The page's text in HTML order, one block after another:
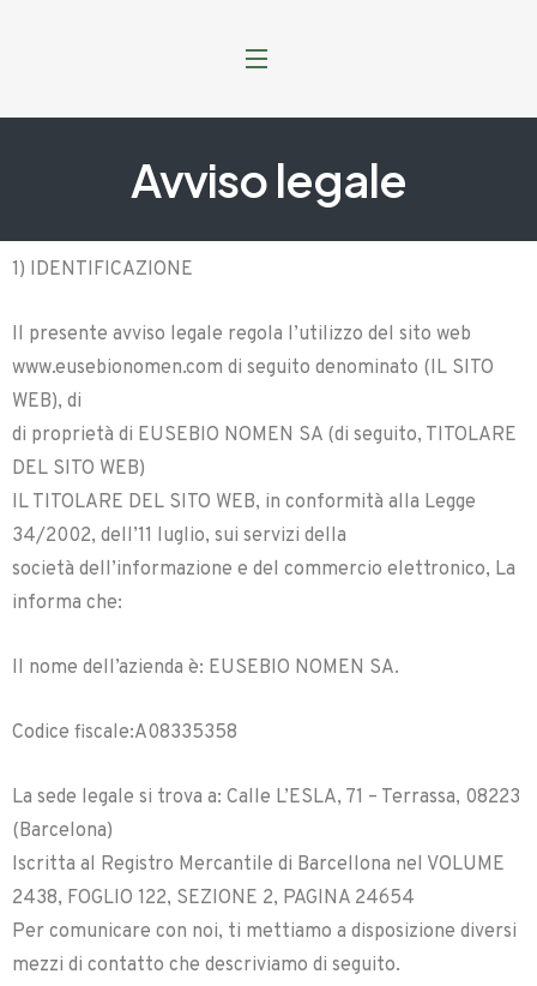
Avviso legale
1) IDENTIFICAZIONE
Il presente avviso legale regola l’utilizzo del sito web
www.eusebionomen.com di seguito denominato (IL SITO
WEB), di
di proprietà di EUSEBIO NOMEN SA (di seguito, TITOLARE
DEL SITO WEB)
IL TITOLARE DEL SITO WEB, in conformità alla Legge
34/2002, dell’11 luglio, sui servizi della
società dell’informazione e del commercio elettronico, La
informa che:
Il nome dell’azienda è: EUSEBIO NOMEN SA.
Codice fiscale:A08335358
La sede legale si trova a: Calle L’ESLA, 71 – Terrassa, 08223
(Barcelona)
Iscritta al Registro Mercantile di Barcellona nel VOLUME
2438, FOGLIO 122, SEZIONE 2, PAGINA 24654
Per comunicare con noi, ti mettiamo a disposizione diversi
mezzi di contatto che descriviamo di seguito.